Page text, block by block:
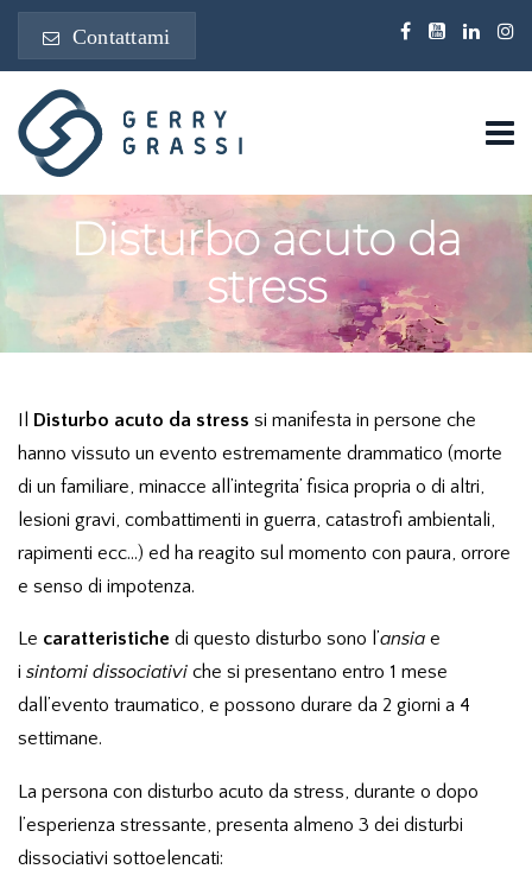
Contattami
Disturbo acuto da
stress
Il Disturbo acuto da stress si manifesta in persone che
hanno vissuto un evento estremamente drammatico (morte
di un familiare, minacce all’integrita’ fisica propria o di altri,
lesioni gravi, combattimenti in guerra, catastrofi ambientali,
rapimenti ecc…) ed ha reagito sul momento con paura, orrore
e senso di impotenza.
Le caratteristiche di questo disturbo sono l’ansia e
i sintomi dissociativi che si presentano entro 1 mese
dall’evento traumatico, e possono durare da 2 giorni a 4
settimane.
La persona con disturbo acuto da stress, durante o dopo
l’esperienza stressante, presenta almeno 3 dei disturbi
dissociativi sottoelencati: